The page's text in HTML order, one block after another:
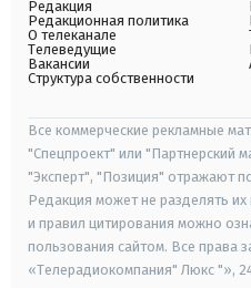
Редакция
Редакционная политика
О телеканале
Телеведущие
Вакансии
Структура собственности
Все коммерческие рекламные
"Спецпроект" или "Партнерский
"Эксперт", "Позиция" отражают
Редакция может не разделять
и правил цитирования можно
пользования сайтом. Все
«Телерадиокомпания" Люкс "»,